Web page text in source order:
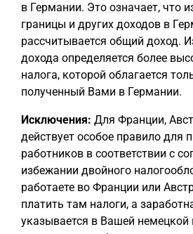
в Германии. Это означает, что
границы и других доходов в
рассчитывается общий доход.
дохода определяется более
налога, которой облагается
полученный Вами в Германии.
Исключения: Для Франции,
действует особое правило для
работников в соответствии с
избежании двойного
работаете во Франции или
платить там налоги, а
указывается в Вашей немецкой